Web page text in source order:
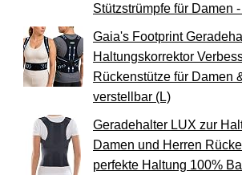
Stützstrümpfe für Damen
Gaia's Footprint
Haltungskorrektor
Rückenstütze für Damen
verstellbar (L)
Geradehalter LUX zur
Damen und Herren
perfekte Haltung 100%